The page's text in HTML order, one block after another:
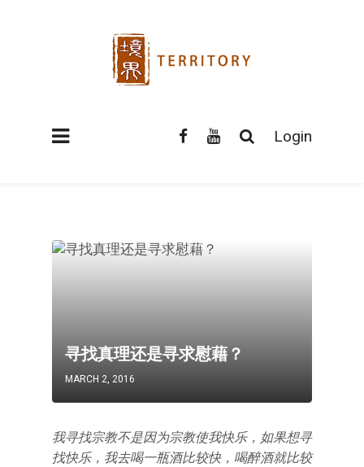
Login
寻找真理还是寻求慰藉？
MARCH 2, 2016
我寻找宗教不是因为宗教使我快乐，如果想寻
找快乐，我去喝一瓶酒比较快，喝醉酒就比较